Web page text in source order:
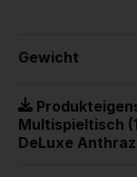
Gewicht
Multispieltisch
DeLuxe